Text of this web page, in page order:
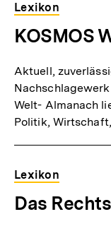
Lexikon
KOSMOS
Aktuell,
Welt- Almanach
Politik,
Lexikon
Das